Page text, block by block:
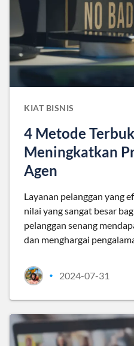
KIAT BISNIS
4 Metode
Meningkatkan
Agen
Layanan pelanggan yang
nilai yang sangat besar
pelanggan senang
dan menghargai
• 2024-07-31